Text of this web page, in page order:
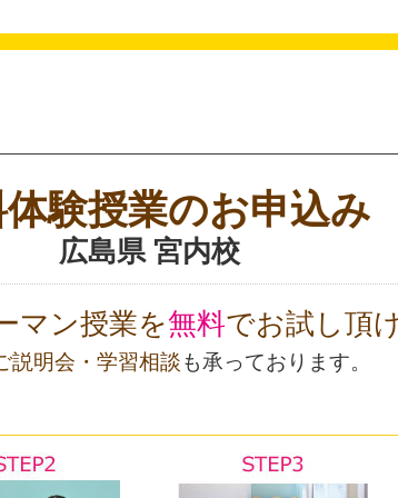
験授業のお申込み
広島県 宮内校
マン授業を無料でお試し頂
説明会・学習相談も承っております。